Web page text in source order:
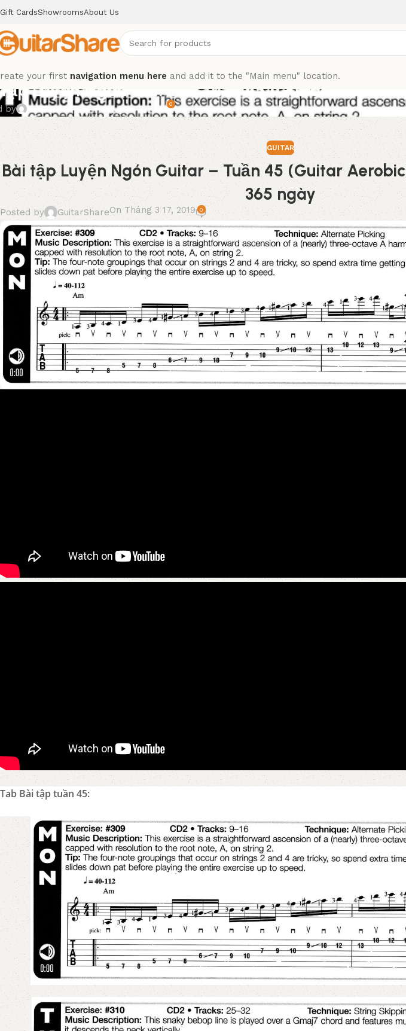
Gift CardsShowroomsAbout Us
your first navigation menu here and add it to the "Main menu" location.
Luyện Ngón Guitar – Tuần 45 (Guitar Aerobic)
by GuitarShareOn Tháng 3 17, 2019 0
GUITAR
Bài tập Luyện Ngón Guitar – Tuần 45 (Guitar
365 ngày
Posted by GuitarShareOn Tháng 3 17, 2019 0
Tab Bài tập tuần 45: